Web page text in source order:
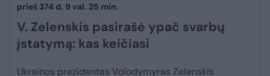
prieš 374 d. 9 val. 25 min.
V. Zelenskis pasirašė ypač svarbų
įstatymą: kas keičiasi
Ukrainos prezidentas Volodymyras Zelenskis